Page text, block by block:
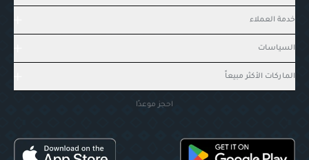
خدمة العملاء
السياسات
الماركات الأكثر مبيعاً
احجز موعدًا